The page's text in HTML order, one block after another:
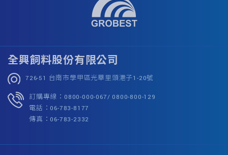
全興飼料股份有限公司
726-51 台南市學甲區光華里頭港子1-20號
訂購專線：0800-000-067/ 0800-800-129
電話：06-783-8177
傳真：06-783-2332